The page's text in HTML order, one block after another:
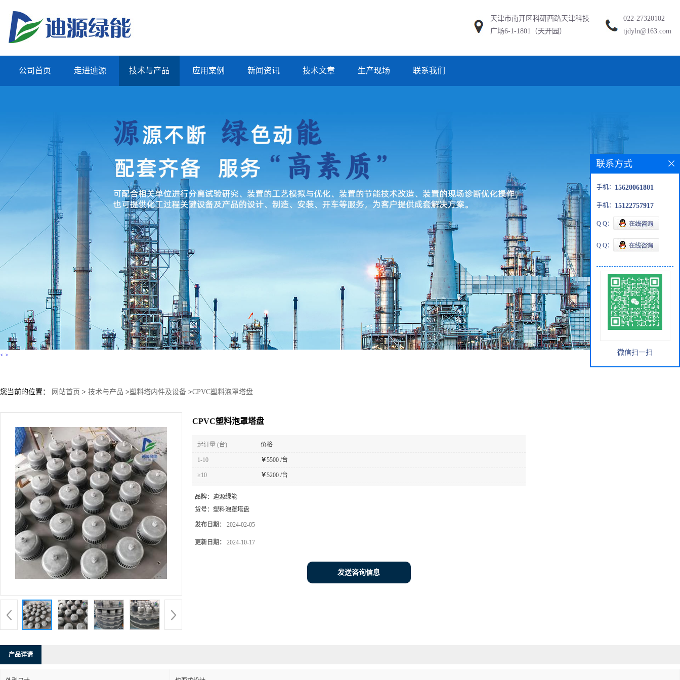
天津市南开区科研西路天津科技
广场6-1-1801（天开园）
022-27320102
tjdyln@163.com
公司首页 走进迪源 技术与产品 应用案例 新闻资讯 技术文章 生产现场 联系我们
< >
您当前的位置： 网站首页 > 技术与产品 >塑料塔内件及设备 >CPVC塑料泡罩塔盘
CPVC塑料泡罩塔盘
起订量 (台) 价格
1-10 ￥5500 /台
≥10 ￥5200 /台
品牌： 迪源绿能
货号： 塑料泡罩塔盘
发布日期： 2024-02-05
更新日期： 2024-10-17
发送咨询信息
产品详请
联系方式
手机： 15620061801
手机： 15122757917
Q Q：
Q Q：
微信扫一扫